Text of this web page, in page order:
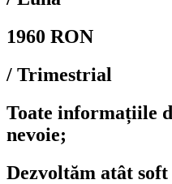
1960 RON
/ Trimestrial
Toate informațiile
nevoie;
Dezvoltăm atât